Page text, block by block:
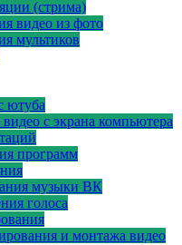
(стрима)
видео из фото
мультиков
ютуба
с экрана компьютера
программ
музыки ВК
голоса
и монтажа видео